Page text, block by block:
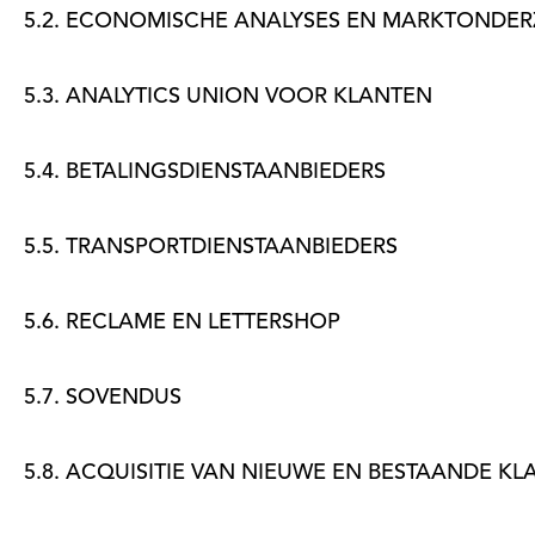
5.2. ECONOMISCHE ANALYSES EN
5.3. ANALYTICS UNION VOOR KLANTEN
5.4. BETALINGSDIENSTAANBIEDERS
5.5. TRANSPORTDIENSTAANBIEDERS
5.6. RECLAME EN LETTERSHOP
5.7. SOVENDUS
5.8. ACQUISITIE VAN NIEUWE EN BESTAANDE